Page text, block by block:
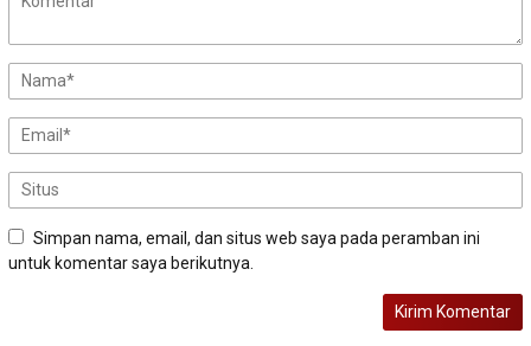
Simpan nama, email, dan situs web saya pada peramban ini
untuk komentar saya berikutnya.